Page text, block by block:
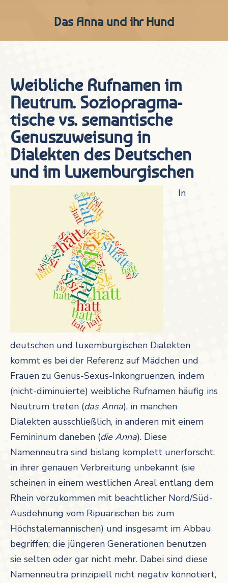
Das Anna und ihr Hund
Weibliche Rufnamen im
Neutrum. Sozio­pragma­
tische vs. semantische
Genuszuweisung in
Dialekten des Deutschen
und im Luxemburgischen
In
deutschen und luxemburgischen Dialekten
kommt es bei der Referenz auf Mädchen und
Frauen zu Genus-Sexus-Inkongruenzen, indem
(nicht-diminuierte) weibliche Rufnamen häufig ins
Neutrum treten (das Anna), in manchen
Dialekten ausschließlich, in anderen mit einem
Femininum daneben (die Anna). Diese
Namenneutra sind bislang komplett unerforscht,
in ihrer genauen Verbreitung unbekannt (sie
scheinen in einem westlichen Areal entlang dem
Rhein vorzukommen mit beachtlicher Nord/Süd-
Ausdehnung vom Ripuarischen bis zum
Höchstalemannischen) und insgesamt im Abbau
begriffen; die jüngeren Generationen benutzen
sie selten oder gar nicht mehr. Dabei sind diese
Namenneutra prinzipiell nicht negativ konnotiert,